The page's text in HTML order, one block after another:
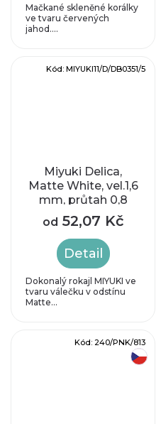
Mačkané skleněné korálky
ve tvaru červených
jahod....
Miyuki Delica,
Matte White, vel.1,6
mm, průtah 0,8
mm
od 52,07 Kč
Detail
Dokonalý rokajl MIYUKI ve
tvaru válečku v odstínu
Matte...
Kód: MIYUKI11/D/DB0351/5
Kód: 240/PNK/813